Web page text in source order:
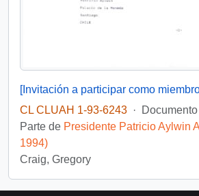
CL CLUAH 1-93-6243 · Documento
Parte de Presidente Patricio Aylwin
1994)
Craig, Gregory